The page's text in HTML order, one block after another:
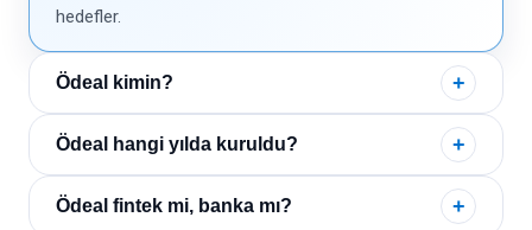
hedefler.
Ödeal kimin?
Ödeal hangi yılda kuruldu?
Ödeal fintek mi, banka mı?